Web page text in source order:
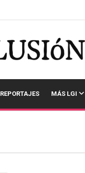
REPORTAJES MÁS LGI